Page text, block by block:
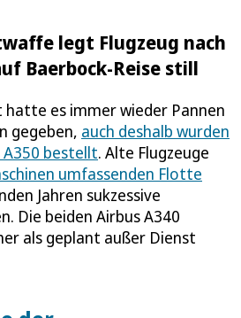
legt Flugzeug nach
Baerbock-Reise still
hatte es immer wieder Pannen
gegeben, auch deshalb wurden
A350 bestellt. Alte Flugzeuge
umfassenden Flotte
Jahren sukzessive
Die beiden Airbus A340
als geplant außer Dienst